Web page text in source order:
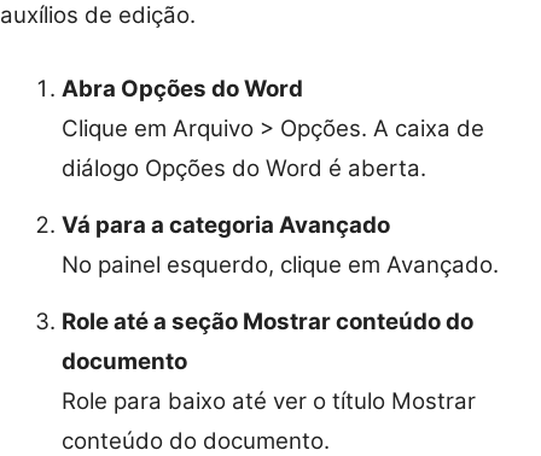
auxílios de edição.
Abra Opções do Word
Clique em Arquivo > Opções. A caixa de
diálogo Opções do Word é aberta.
Vá para a categoria Avançado
No painel esquerdo, clique em Avançado.
Role até a seção Mostrar conteúdo do
documento
Role para baixo até ver o título Mostrar
conteúdo do documento.